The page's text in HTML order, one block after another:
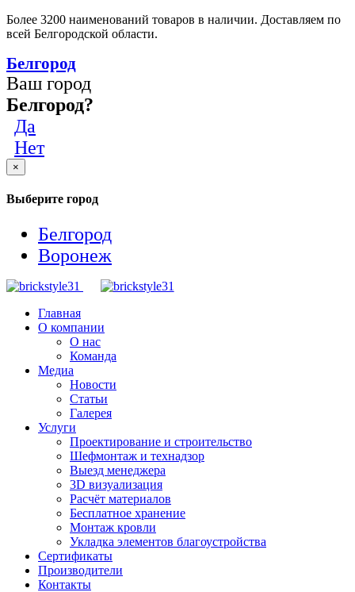
Более 3200 наименований товаров в наличии. Доставляем по
всей Белгородской области.
Белгород
Ваш город
Белгород?
Да
Нет
×
Выберите город
Белгород
Воронеж
Главная
О компании
О нас
Команда
Медиа
Новости
Статьи
Галерея
Услуги
Проектирование и строительство
Шефмонтаж и технадзор
Выезд менеджера
3D визуализация
Расчёт материалов
Бесплатное хранение
Монтаж кровли
Укладка элементов благоустройства
Сертификаты
Производители
Контакты